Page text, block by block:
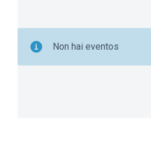
Non hai eventos